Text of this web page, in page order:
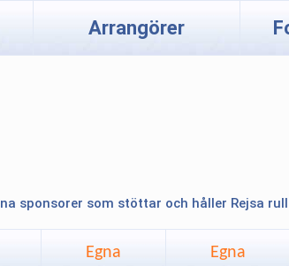
Arrangörer
sponsorer som stöttar och håller Rejsa
Egna
Egna